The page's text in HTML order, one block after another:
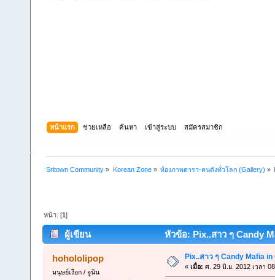
หน้าแรก ช่วยเหลือ ค้นหา เข้าสู่ระบบ สมัครสมาชิก
Sritown Community » Korean Zone» ห้องภาพดารา-คนดังทั่วโลก (Gallery) »
หน้า: [1]
ผู้เขียน หัวข้อ: Pix..สาว ๆ Candy
hohololipop
มนุษย์เงือก / จูนิน
Pix..สาว ๆ Candy Mafia
« เมื่อ: ศ. 29 มิ.ย. 2012 เวลา